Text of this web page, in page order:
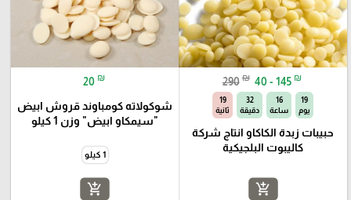
290 ₪ 40 - 145 ₪
19
يوم
16
ساعة
32
دقيقة
18
ثانية
حبيبات زبدة الكاكاو انتاج شركة
كاليبوت البلجيكية
add_shopping_cart
20 ₪
شوكولاته كومباوند قروش ابيض
"سيمكاو ابيض" وزن 1 كيلو
1 كيلو
add_shopping_cart